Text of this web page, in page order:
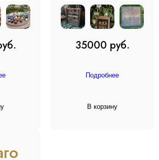
35000 руб.
Подробнее
В корзину